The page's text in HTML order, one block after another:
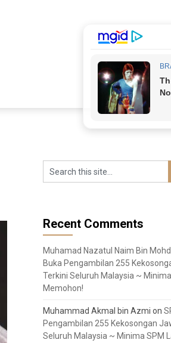
Recent Comments
Muhamad Nazatul Naim Bin
Buka Pengambilan 255
Terkini Seluruh Malaysia ~
Memohon!
Muhammad Akmal bin Azmi on
Pengambilan 255 Kekosongan
Seluruh Malaysia ~ Minima SPM